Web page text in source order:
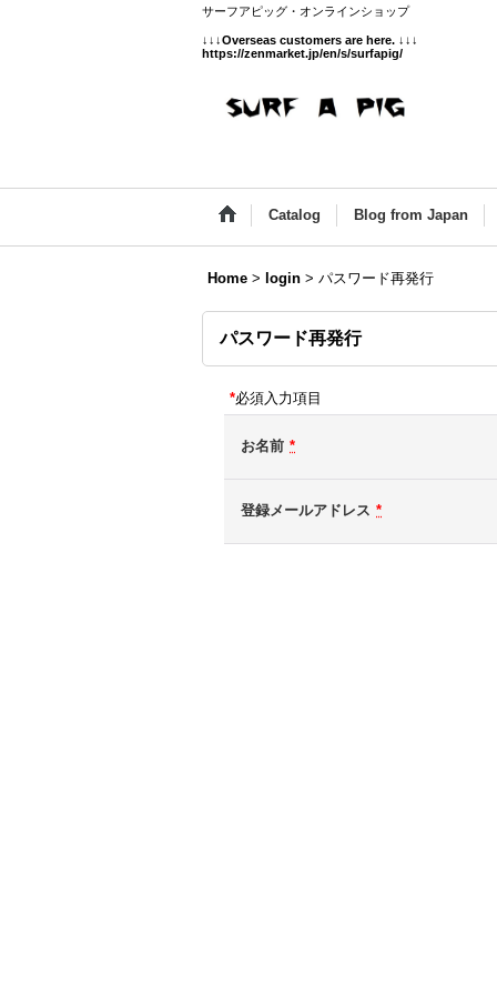
サーフアピッグ・オンラインショップ
↓↓↓Overseas customers are here. ↓↓↓
https://zenmarket.jp/en/s/surfapig/
Catalog Blog from Japan
Home > login > パスワード再発行
パスワード再発行
*必須入力項目
お名前 *
登録メールアドレス *